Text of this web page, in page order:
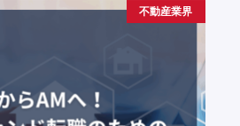
不動産業界